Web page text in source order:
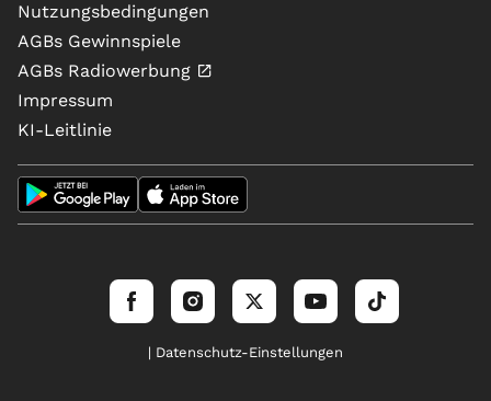
Nutzungsbedingungen
AGBs Gewinnspiele
AGBs Radiowerbung
Impressum
KI-Leitlinie
| Datenschutz-Einstellungen